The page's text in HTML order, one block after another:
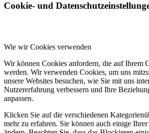
Cookie- und
Wie wir Cookies verwenden
Wir können Cookies anfordern, die auf Ihrem
werden. Wir verwenden Cookies, um uns
unsere Websites besuchen, wie Sie mit uns
Nutzererfahrung verbessern und Ihre
anpassen.
Klicken Sie auf die verschiedenen
mehr zu erfahren. Sie können auch einige